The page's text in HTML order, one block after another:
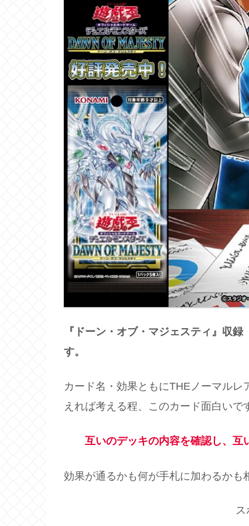
『ドーン・オブ・マジェスティ』収
す。
カード名・効果ともにTHEノーマル
えれば考える程、このカード面白いで
互いのデッキの内容を確認し、互
効果が通るかも何が手札に加わるかも